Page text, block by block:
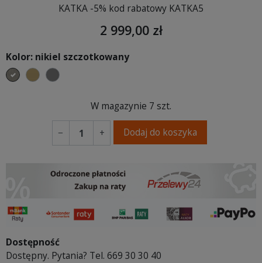
KATKA -5% kod rabatowy KATKA5
2 999,00 zł
Kolor: nikiel szczotkowany
nikiel szczotkowany
mosiądz szczotkowany
tytan szczotkowany
W magazynie 7 szt.
− + Dodaj do koszyka
Dostępność
Dostępny. Pytania? Tel. 669 30 30 40